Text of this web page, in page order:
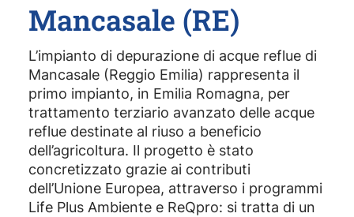
Mancasale (RE)
L’impianto di depurazione di acque reflue di
Mancasale (Reggio Emilia) rappresenta il
primo impianto, in Emilia Romagna, per
trattamento terziario avanzato delle acque
reflue destinate al riuso a beneficio
dell’agricoltura. Il progetto è stato
concretizzato grazie ai contributi
dell’Unione Europea, attraverso i programmi
Life Plus Ambiente e ReQpro: si tratta di un